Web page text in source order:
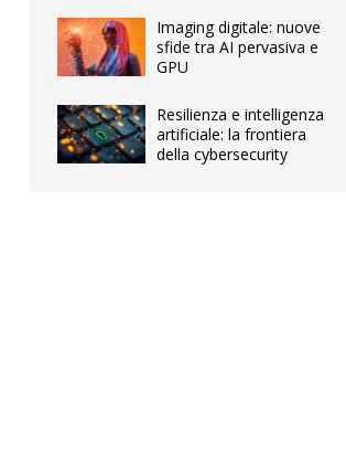
Imaging digitale: nuove
sfide tra AI pervasiva e
GPU
Resilienza e intelligenza
artificiale: la frontiera
della cybersecurity